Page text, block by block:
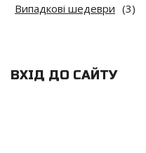
Випадкові шедеври (3)
ВХІД ДО САЙТУ